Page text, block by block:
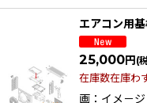
エアコン用
25,000円 (
在庫数在庫わ
画：イメ－